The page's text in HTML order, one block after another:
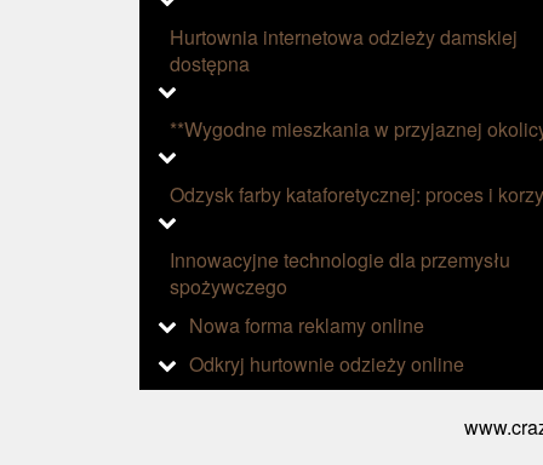
Hurtownia internetowa odzieży damskiej
dostępna
**Wygodne mieszkania w przyjaznej
Odzysk farby kataforetycznej: proces i
Innowacyjne technologie dla przemysłu
spożywczego
Nowa forma reklamy online
Odkryj hurtownie odzieży online